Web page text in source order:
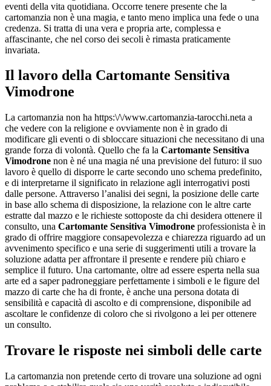
eventi della vita quotidiana. Occorre tenere presente che la
cartomanzia non è una magia, e tanto meno implica una fede o una
credenza. Si tratta di una vera e propria arte, complessa e
affascinante, che nel corso dei secoli è rimasta praticamente
invariata.
Il lavoro della Cartomante Sensitiva
Vimodrone
La cartomanzia non ha https:\/\/www.cartomanzia-tarocchi.neta a
che vedere con la religione e ovviamente non è in grado di
modificare gli eventi o di sbloccare situazioni che necessitano di una
grande forza di volontà. Quello che fa la Cartomante Sensitiva
Vimodrone non è né una magia né una previsione del futuro: il suo
lavoro è quello di disporre le carte secondo uno schema predefinito,
e di interpretarne il significato in relazione agli interrogativi posti
dalle persone. Attraverso l’analisi dei segni, la posizione delle carte
in base allo schema di disposizione, la relazione con le altre carte
estratte dal mazzo e le richieste sottoposte da chi desidera ottenere il
consulto, una Cartomante Sensitiva Vimodrone professionista è in
grado di offrire maggiore consapevolezza e chiarezza riguardo ad un
avvenimento specifico e una serie di suggerimenti utili a trovare la
soluzione adatta per affrontare il presente e rendere più chiaro e
semplice il futuro. Una cartomante, oltre ad essere esperta nella sua
arte ed a saper padroneggiare perfettamente i simboli e le figure del
mazzo di carte che ha di fronte, è anche una persona dotata di
sensibilità e capacità di ascolto e di comprensione, disponibile ad
ascoltare le confidenze di coloro che si rivolgono a lei per ottenere
un consulto.
Trovare le risposte nei simboli delle carte
La cartomanzia non pretende certo di trovare una soluzione ad ogni